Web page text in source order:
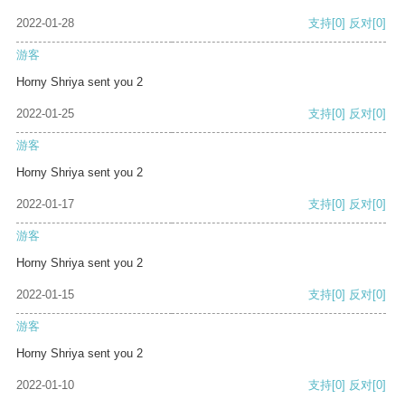
2022-01-28 支持[0] 反对[0]
游客
Horny Shriya sent you 2
2022-01-25 支持[0] 反对[0]
游客
Horny Shriya sent you 2
2022-01-17 支持[0] 反对[0]
游客
Horny Shriya sent you 2
2022-01-15 支持[0] 反对[0]
游客
Horny Shriya sent you 2
2022-01-10 支持[0] 反对[0]